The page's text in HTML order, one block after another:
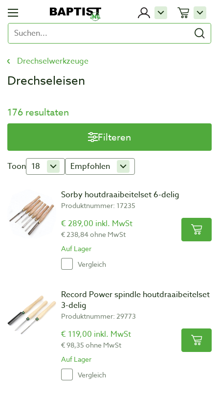
Drechselwerkzeuge
Drechseleisen
176 resultaten
Filteren
Toon 18 Empfohlen
Sorby houtdraaibeitelset 6-delig
Produktnummer: 17235
€ 289,00 inkl. MwSt
€ 238,84 ohne MwSt
Auf Lager
Vergleich
Record Power spindle houtdraaibeitelset
3-delig
Produktnummer: 29773
€ 119,00 inkl. MwSt
€ 98,35 ohne MwSt
Auf Lager
Vergleich